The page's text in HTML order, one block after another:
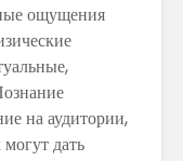
ощущения
на аудитории,
дать